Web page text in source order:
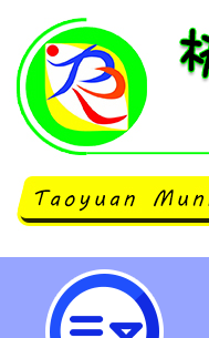
主旨： 檢送
1份，請查照